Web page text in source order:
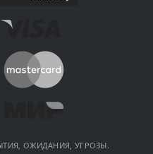
ОЖИДАНИЯ, УГРОЗЫ.